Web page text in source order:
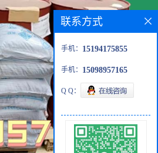
联系方式
手机： 15194175855
手机： 15098957165
Q Q：